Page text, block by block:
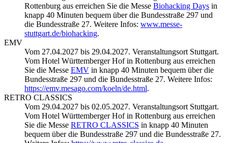
Rottenburg aus erreichen Sie die Messe Biohacking Days in
knapp 40 Minuten bequem über die Bundesstraße 297 und
die Bundesstraße 27. Weitere Infos: www.messe-
stuttgart.de/biohacking.
EMV
Vom 27.04.2027 bis 29.04.2027. Veranstaltungsort Stuttgart.
Vom Hotel Württemberger Hof in Rottenburg aus erreichen
Sie die Messe EMV in knapp 40 Minuten bequem über die
Bundesstraße 297 und die Bundesstraße 27. Weitere Infos:
https://emv.mesago.com/koeln/de.html.
RETRO CLASSICS
Vom 29.04.2027 bis 02.05.2027. Veranstaltungsort Stuttgart.
Vom Hotel Württemberger Hof in Rottenburg aus erreichen
Sie die Messe RETRO CLASSICS in knapp 40 Minuten
bequem über die Bundesstraße 297 und die Bundesstraße 27.